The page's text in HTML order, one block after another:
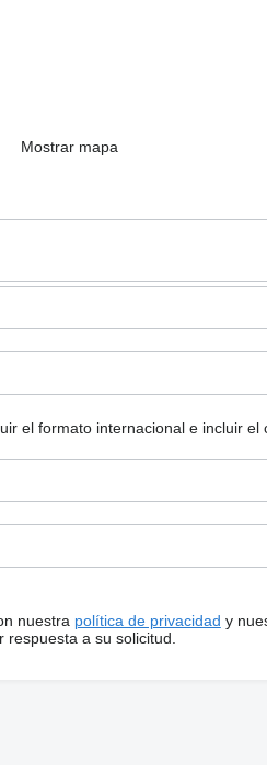
Mostrar mapa
el formato internacional e incluir el
nuestra política de privacidad y
respuesta a su solicitud.